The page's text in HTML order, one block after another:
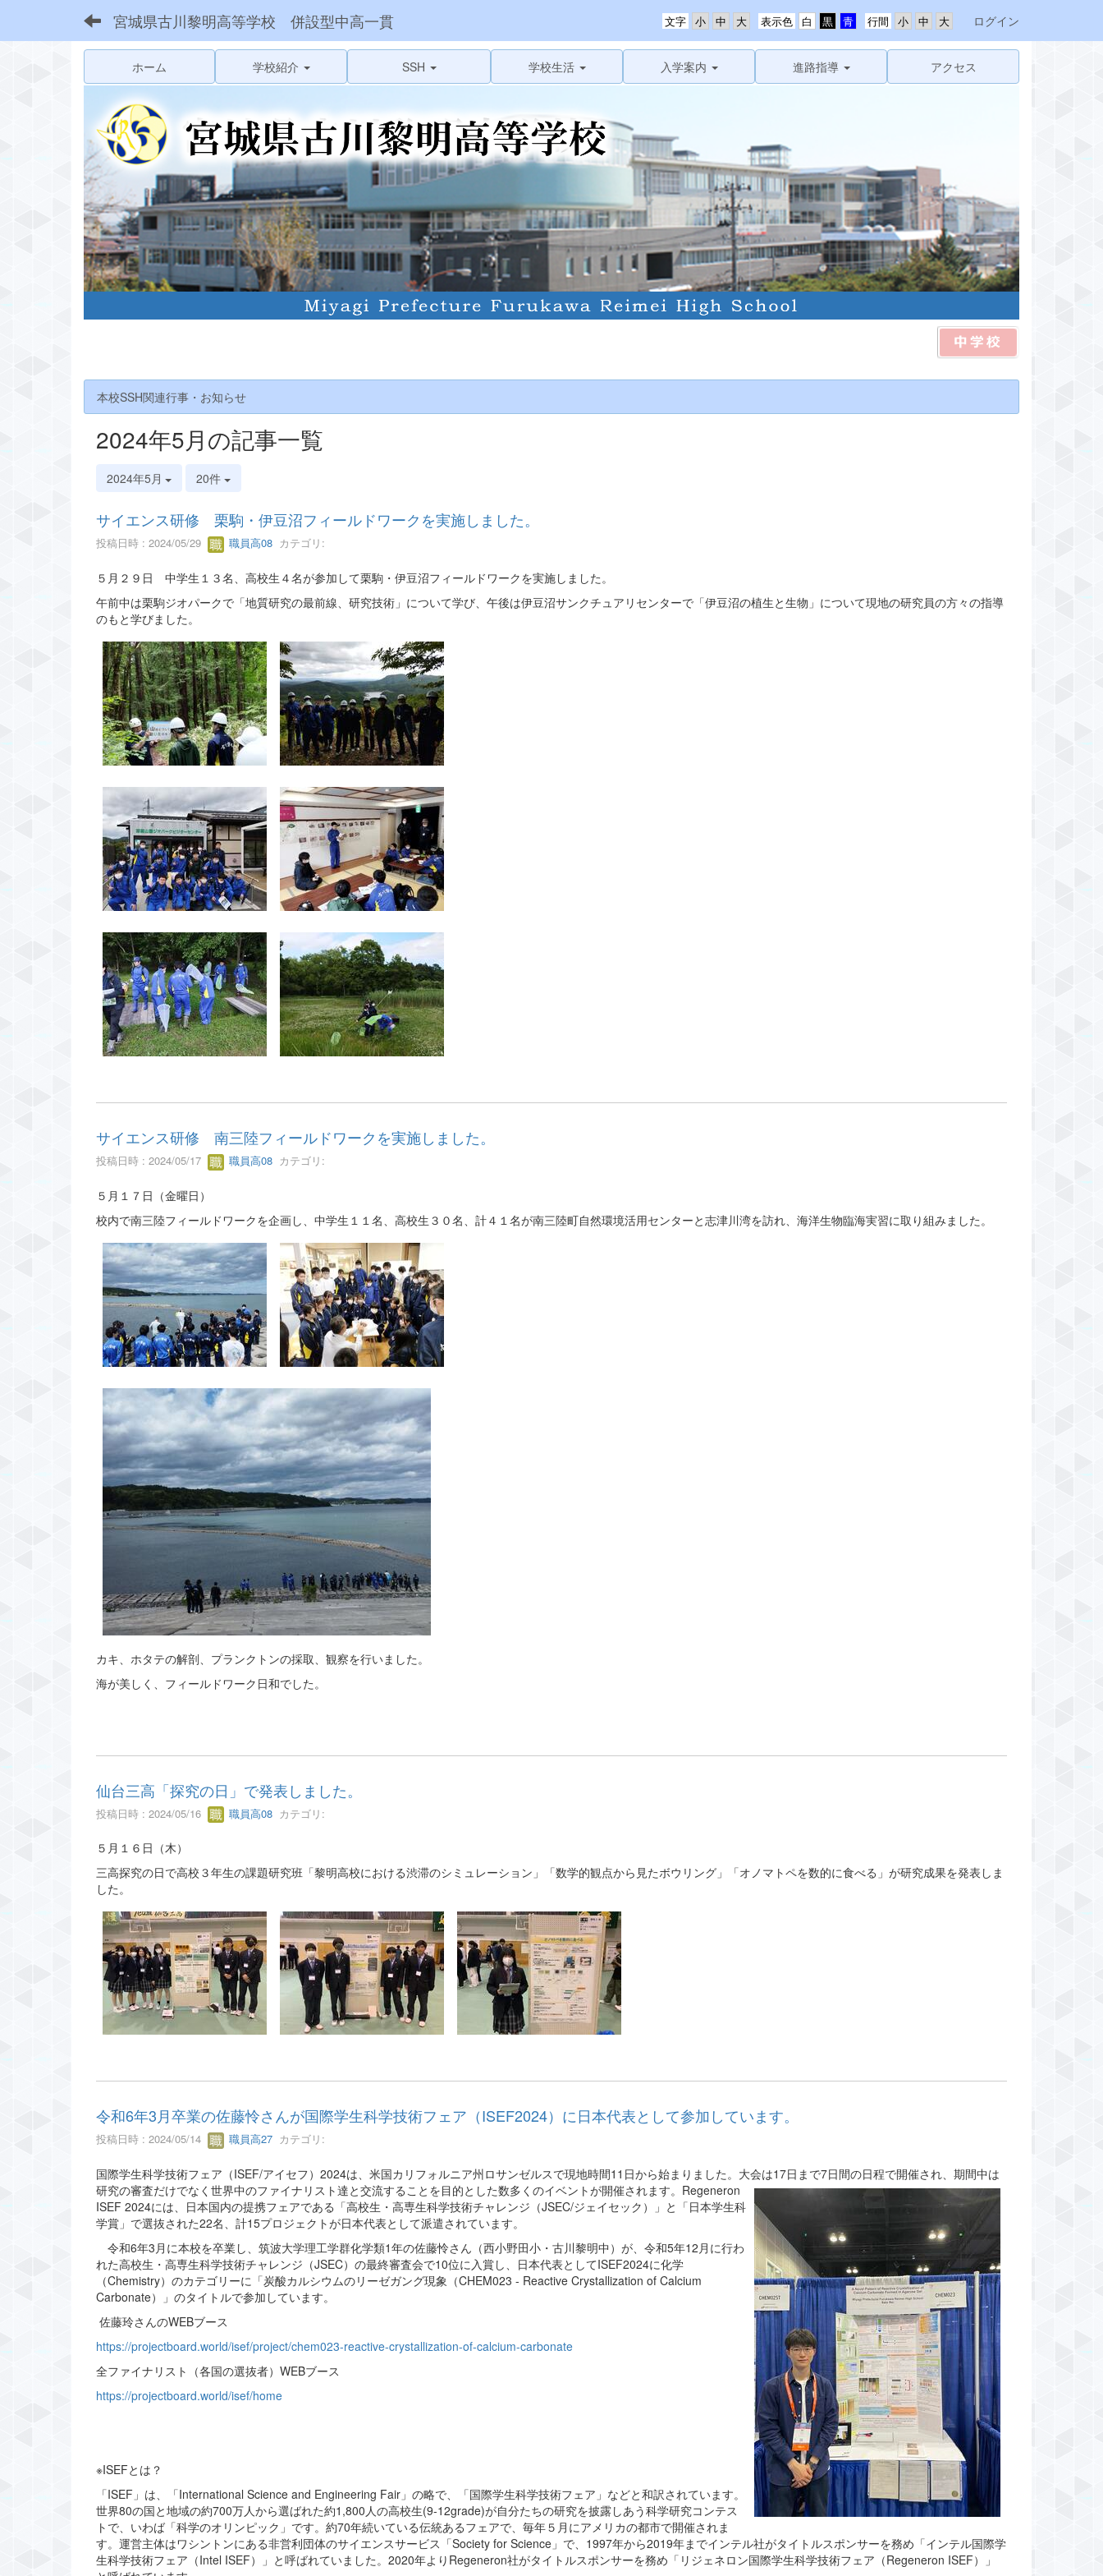
宮城県古川黎明高等学校 併設型中高一貫 行間
表示色
文字 ログイン
ホーム 学校紹介 SSH 学校生活 入学案内 進路指導 アクセス
本校SSH関連行事・お知らせ
2024年5月の記事一覧
2024年5月 20件
サイエンス研修 栗駒・伊豆沼フィールドワークを実施しました。
投稿日時 : 2024/05/29 職員高08 カテゴリ:
５月２９日 中学生１３名、高校生４名が参加して栗駒・伊豆沼フィールドワークを実施しました。
午前中は栗駒ジオパークで「地質研究の最前線、研究技術」について学び、午後は伊豆沼サンクチュアリセンターで「伊豆沼の植生と生物」について現地の研究員の方々の指導
のもと学びました。
サイエンス研修 南三陸フィールドワークを実施しました。
投稿日時 : 2024/05/17 職員高08 カテゴリ:
５月１７日（金曜日）
校内で南三陸フィールドワークを企画し、中学生１１名、高校生３０名、計４１名が南三陸町自然環境活用センターと志津川湾を訪れ、海洋生物臨海実習に取り組みました。
カキ、ホタテの解剖、プランクトンの採取、観察を行いました。
海が美しく、フィールドワーク日和でした。
仙台三高「探究の日」で発表しました。
投稿日時 : 2024/05/16 職員高08 カテゴリ:
５月１６日（木）
三高探究の日で高校３年生の課題研究班「黎明高校における渋滞のシミュレーション」「数学的観点から見たボウリング」「オノマトペを数的に食べる」が研究成果を発表しま
した。
令和6年3月卒業の佐藤怜さんが国際学生科学技術フェア（ISEF2024）に日本代表として参加しています。
投稿日時 : 2024/05/14 職員高27 カテゴリ:
国際学生科学技術フェア（ISEF/アイセフ）2024は、米国カリフォルニア州ロサンゼルスで現地時間11日から始まりました。大会は17日まで7日間の日程で開催され、期間中は
研究の審査だけでなく世界中のファイナリスト達と交流することを目的とした数多くのイベントが開催されます。Regeneron
ISEF 2024には、日本国内の提携フェアである「高校生・高専生科学技術チャレンジ（JSEC/ジェイセック）」と「日本学生科
学賞」で選抜された22名、計15プロジェクトが日本代表として派遣されています。
令和6年3月に本校を卒業し、筑波大学理工学群化学類1年の佐藤怜さん（西小野田小・古川黎明中）が、令和5年12月に行わ
れた高校生・高専生科学技術チャレンジ（JSEC）の最終審査会で10位に入賞し、日本代表としてISEF2024に化学
（Chemistry）のカテゴリーに「炭酸カルシウムのリーゼガング現象（CHEM023 - Reactive Crystallization of Calcium
Carbonate）」のタイトルで参加しています。
佐藤玲さんのWEBブース
https://projectboard.world/isef/project/chem023-reactive-crystallization-of-calcium-carbonate
全ファイナリスト（各国の選抜者）WEBブース
https://projectboard.world/isef/home
※ISEFとは？
「ISEF」は、「International Science and Engineering Fair」の略で、「国際学生科学技術フェア」などと和訳されています。
世界80の国と地域の約700万人から選ばれた約1,800人の高校生(9-12grade)が自分たちの研究を披露しあう科学研究コンテス
トで、いわば「科学のオリンピック」です。約70年続いている伝統あるフェアで、毎年５月にアメリカの都市で開催されま
す。運営主体はワシントンにある非営利団体のサイエンスサービス「Society for Science」で、1997年から2019年までインテル社がタイトルスポンサーを務め「インテル国際学
生科学技術フェア（Intel ISEF）」と呼ばれていました。2020年よりRegeneron社がタイトルスポンサーを務め「リジェネロン国際学生科学技術フェア（Regeneron ISEF）」